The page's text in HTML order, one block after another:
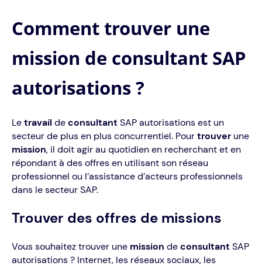
Comment trouver une
mission de consultant SAP
autorisations ?
Letravaildeconsultant SAP autorisations est un
secteur de plus en plus concurrentiel. Pourtrouverune
mission, il doit agir au quotidien en recherchant et en
répondant à des offres en utilisant son réseau
professionnel ou l’assistance d’acteurs professionnels
dans le secteur SAP.
Trouver des offres de missions
Vous souhaitez trouver une mission deconsultant SAP
autorisations ? Internet, les réseaux sociaux, les